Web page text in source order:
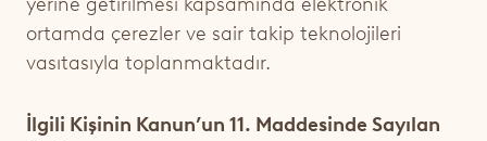
ortamda çerezler ve sair takip teknolojileri
vasıtasıyla toplanmaktadır.
İlgili Kişinin Kanun’un 11. Maddesinde Sayılan